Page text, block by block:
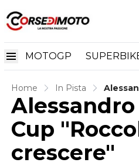
MOTOGP
Home In Pista
Cup
crescere"